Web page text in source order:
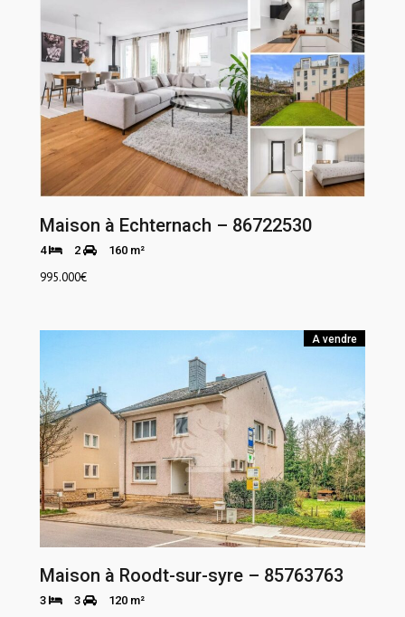
Maison à Echternach – 86722530
4 2 160 m²
995.000€
A vendre
Maison à Roodt-sur-syre – 85763763
3 3 120 m²